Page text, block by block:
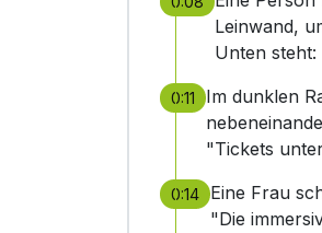
Leinwand,
Unten steht:
0:11
Im dunklen
"Tickets
0:14
Eine Frau
"Die